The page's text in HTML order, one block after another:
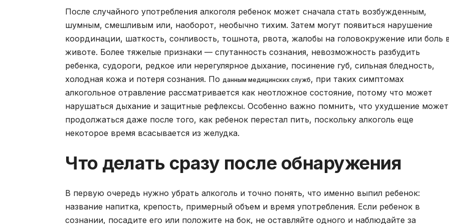
После случайного употребления алкоголя ребенок может сначала стать возбужденным,
шумным, смешливым или, наоборот, необычно тихим. Затем могут появиться нарушение
координации, шаткость, сонливость, тошнота, рвота, жалобы на головокружение или боль
животе. Более тяжелые признаки — спутанность сознания, невозможность разбудить
ребенка, судороги, редкое или нерегулярное дыхание, посинение губ, сильная бледность,
холодная кожа и потеря сознания. По данным медицинских служб, при таких симптомах
алкогольное отравление рассматривается как неотложное состояние, потому что может
нарушаться дыхание и защитные рефлексы. Особенно важно помнить, что ухудшение может
продолжаться даже после того, как ребенок перестал пить, поскольку алкоголь еще
некоторое время всасывается из желудка.
Что делать сразу после обнаружения
В первую очередь нужно убрать алкоголь и точно понять, что именно выпил ребенок:
название напитка, крепость, примерный объем и время употребления. Если ребенок в
сознании, посадите его или положите на бок, не оставляйте одного и наблюдайте за